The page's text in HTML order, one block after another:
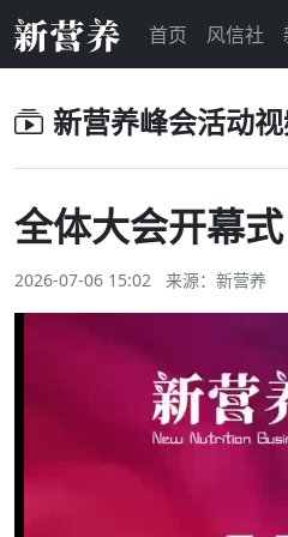
首页 风信社
新营养峰会活动
全体大会开幕式
2026-07-06 15:02 来源：新营养